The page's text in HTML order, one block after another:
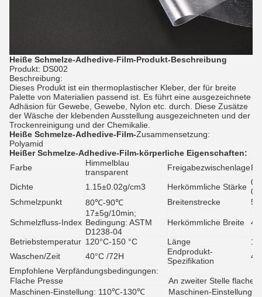
Heiße Schmelze-Adhedive-Film-Produkt-Beschreibung
Produkt: DS002
Beschreibung:
Dieses Produkt ist ein thermoplastischer Kleber, der für breite
Palette von Materialien passend ist. Es führt eine ausgezeichnete
Adhäsion für Gewebe, Gewebe, Nylon etc. durch. Diese Zusätze
der Wäsche der klebenden Ausstellung ausgezeichneten und der
Trockenreinigung und der Chemikalie.
Heiße Schmelze-Adhedive-Film-Zusammensetzung:
Polyamid
Heißer Schmelze-Adhedive-Film-körperliche Eigenschaften:
Farbe
Himmelblau
transparent
Freigabezwischenlage
Dichte 1.15±0.02g/cm3 Herkömmliche Stärke
Schmelzpunkt
80℃-90℃ Breitenstrecke
Schmelzfluss-Index
17±5g/10min;
Bedingung: ASTM
D1238-04
Herkömmliche Breite
Betriebstemperatur 120°C-150 °C Länge
Waschen/Zeit
40°C /72H
Endprodukt-
Spezifikation
Empfohlene Verpfändungsbedingungen:
Flache Presse
An zweiter Stelle flache
Maschinen-Einstellung: 110℃-130℃
Maschinen-